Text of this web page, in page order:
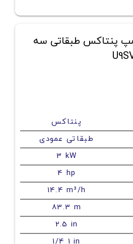
پنتاکس طبقاتی سه
پنتاکس
طبقاتی عمودی
3 kW
4 hp
14.4 m³/h
83.3 m
2.5 in